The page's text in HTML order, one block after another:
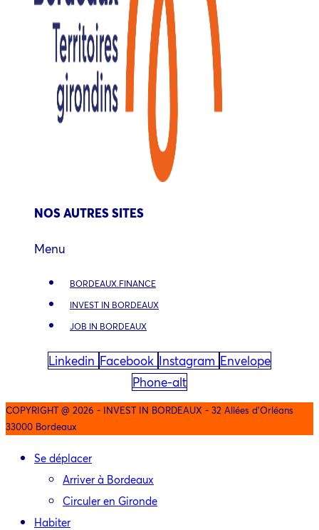
NOS AUTRES SITES
Menu
BORDEAUX.FINANCE
INVEST IN BORDEAUX
JOB IN BORDEAUX
Linkedin Facebook Instagram Envelope
Phone-alt
COPYRIGHT @ 2026 - INVEST IN BORDEAUX - 32 Allées d'Orléans
33000 Bordeaux
Se déplacer
Arriver à Bordeaux
Circuler en Gironde
Habiter